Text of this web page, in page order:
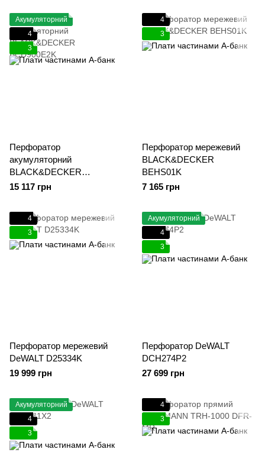
Акумуляторний
4
3
Перфоратор
акумуляторний
BLACK&DECKER
BCD900E2K
15 117 грн
4
3
Перфоратор мережевий
BLACK&DECKER
BEHS01K
7 165 грн
4
3
Перфоратор мережевий
DeWALT D25334K
19 999 грн
Акумуляторний
4
3
Перфоратор DeWALT
DCH274P2
27 699 грн
Акумуляторний
4
3
4
3